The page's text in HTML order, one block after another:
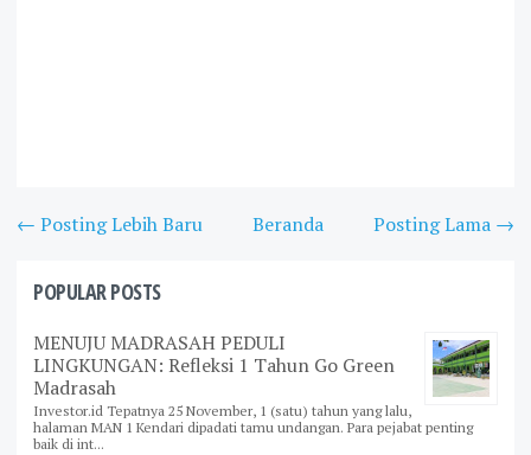
← Posting Lebih Baru Posting Lama →
Beranda
POPULAR POSTS
MENUJU MADRASAH PEDULI
LINGKUNGAN: Refleksi 1 Tahun Go Green
Madrasah
Investor.id Tepatnya 25 November, 1 (satu) tahun yang lalu,
halaman MAN 1 Kendari dipadati tamu undangan. Para pejabat penting
baik di int...